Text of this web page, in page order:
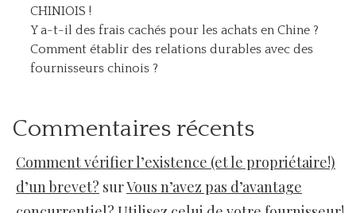
CHINIOIS !
Y a-t-il des frais cachés pour les achats en Chine ?
Comment établir des relations durables avec des
fournisseurs chinois ?
Commentaires récents
Comment vérifier l’existence (et le propriétaire!)
d’un brevet? surVous n’avez pas d’avantage